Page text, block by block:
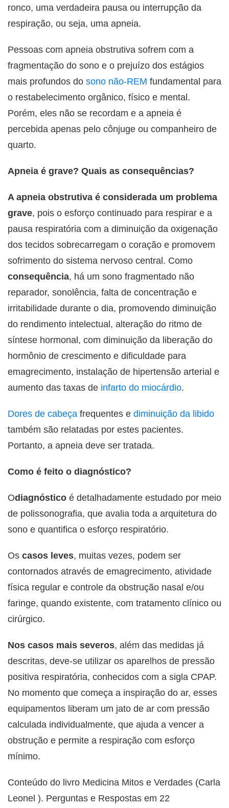
ronco, uma verdadeira pausa ou interrupção da
respiração, ou seja, uma apneia.
Pessoas com apneia obstrutiva sofrem com a
fragmentação do sono e o prejuízo dos estágios
mais profundos do sono não-REM fundamental para
o restabelecimento orgânico, físico e mental.
Porém, eles não se recordam e a apneia é
percebida apenas pelo cônjuge ou companheiro de
quarto.
Apneia é grave? Quais as consequências?
A apneia obstrutiva é considerada um problema
grave, pois o esforço continuado para respirar e a
pausa respiratória com a diminuição da oxigenação
dos tecidos sobrecarregam o coração e promovem
sofrimento do sistema nervoso central. Como
consequência, há um sono fragmentado não
reparador, sonolência, falta de concentração e
irritabilidade durante o dia, promovendo diminuição
do rendimento intelectual, alteração do ritmo de
síntese hormonal, com diminuição da liberação do
hormônio de crescimento e dificuldade para
emagrecimento, instalação de hipertensão arterial e
aumento das taxas de infarto do miocárdio.
Dores de cabeça frequentes e diminuição da libido
também são relatadas por estes pacientes.
Portanto, a apneia deve ser tratada.
Como é feito o diagnóstico?
Odiagnóstico é detalhadamente estudado por meio
de polissonografia, que avalia toda a arquitetura do
sono e quantifica o esforço respiratório.
Os casos leves, muitas vezes, podem ser
contornados através de emagrecimento, atividade
física regular e controle da obstrução nasal e/ou
faringe, quando existente, com tratamento clínico ou
cirúrgico.
Nos casos mais severos, além das medidas já
descritas, deve-se utilizar os aparelhos de pressão
positiva respiratória, conhecidos com a sigla CPAP.
No momento que começa a inspiração do ar, esses
equipamentos liberam um jato de ar com pressão
calculada individualmente, que ajuda a vencer a
obstrução e permite a respiração com esforço
mínimo.
Conteúdo do livro Medicina Mitos e Verdades (Carla
Leonel ). Perguntas e Respostas em 22